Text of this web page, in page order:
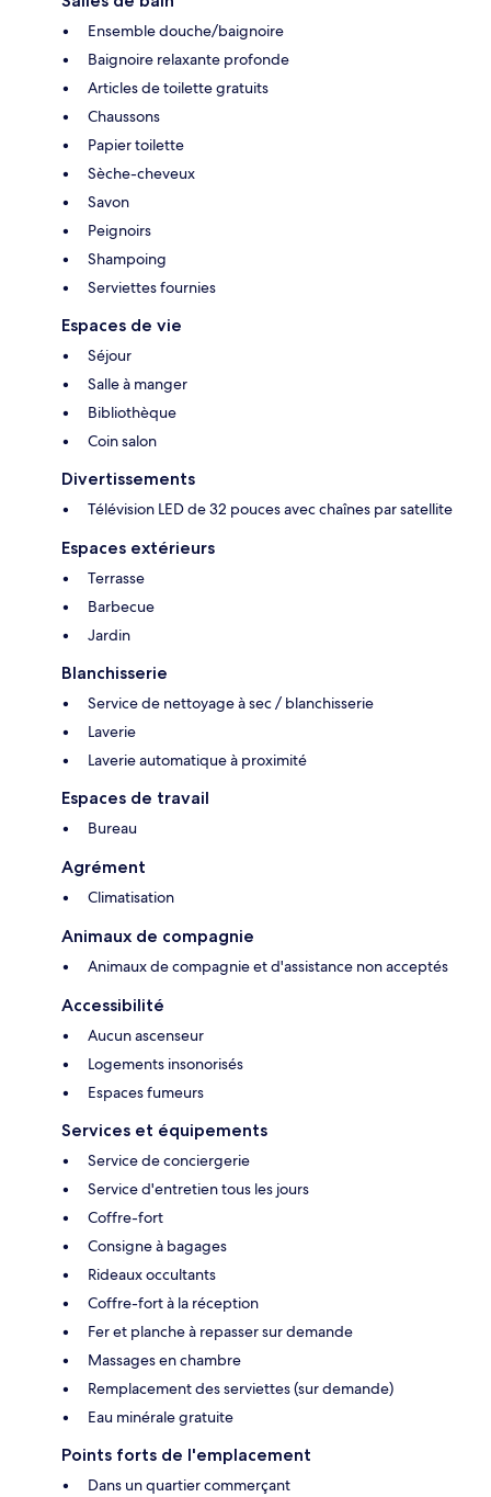
Ensemble douche/baignoire
Baignoire relaxante profonde
Articles de toilette gratuits
Chaussons
Papier toilette
Sèche-cheveux
Savon
Peignoirs
Shampoing
Serviettes fournies
Espaces de vie
Séjour
Salle à manger
Bibliothèque
Coin salon
Divertissements
Télévision LED de 32 pouces avec chaînes par satellite
Espaces extérieurs
Terrasse
Barbecue
Jardin
Blanchisserie
Service de nettoyage à sec / blanchisserie
Laverie
Laverie automatique à proximité
Espaces de travail
Bureau
Agrément
Climatisation
Animaux de compagnie
Animaux de compagnie et d'assistance non acceptés
Accessibilité
Aucun ascenseur
Logements insonorisés
Espaces fumeurs
Services et équipements
Service de conciergerie
Service d'entretien tous les jours
Coffre-fort
Consigne à bagages
Rideaux occultants
Coffre-fort à la réception
Fer et planche à repasser sur demande
Massages en chambre
Remplacement des serviettes (sur demande)
Eau minérale gratuite
Points forts de l'emplacement
Dans un quartier commerçant